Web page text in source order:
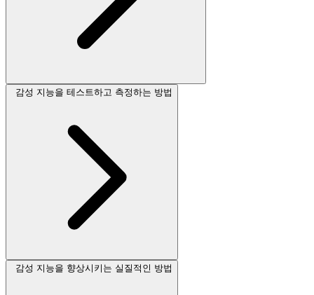
감성 지능을 테스트하고 측정하는 방법
감성 지능을 향상시키는 실질적인 방법